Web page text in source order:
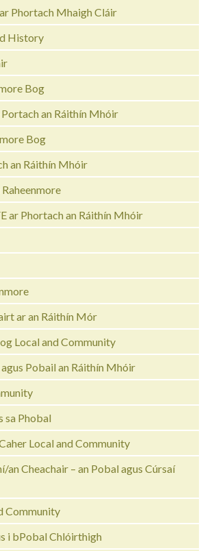
Phortach Mhaigh Cláir
History
Bog
an Ráithín Mhóir
Bog
an Ráithín Mhóir
ar Phortach an Ráithín Mhóir
ar an Ráithín Mór
Local and Community
Pobail an Ráithín Mhóir
sa Phobal
Local and Community
an Cheachair – an Pobal agus Cúrsaí
Community
i bPobal Chlóirthigh